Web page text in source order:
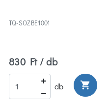
TQ-SOZBE1001
830 Ft / db
db shopping_cart